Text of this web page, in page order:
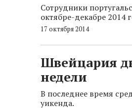
Сотрудники
октябре-декабре 2014
17 октября 2014
Швейцария
недели
В последнее время
уикенда.